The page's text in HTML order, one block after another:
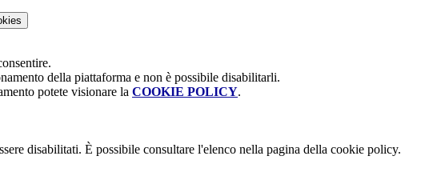
della piattaforma e non è possibile disabilitarli.
potete visionare la COOKIE POLICY.
disabilitati. È possibile consultare l'elenco nella pagina della cookie policy.